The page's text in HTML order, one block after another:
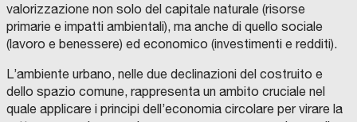
valorizzazione non solo del capitale naturale (risorse
primarie e impatti ambientali), ma anche di quello sociale
(lavoro e benessere) ed economico (investimenti e redditi).
L’ambiente urbano, nelle due declinazioni del costruito e
dello spazio comune, rappresenta un ambito cruciale nel
quale applicare i principi dell’economia circolare per virare la